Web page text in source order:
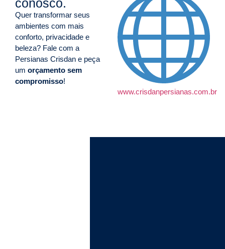
conosco.
Quer transformar seus
ambientes com mais
conforto, privacidade e
beleza? Fale com a
Persianas Crisdan e peça
um orçamento sem
compromisso!
www.crisdanpersianas.com.br